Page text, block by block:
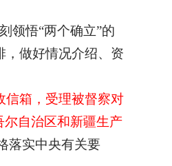
领悟“两个确立”的
，做好情况介绍、资
信箱，受理被督察对
自治区和新疆生产
落实中央有关要